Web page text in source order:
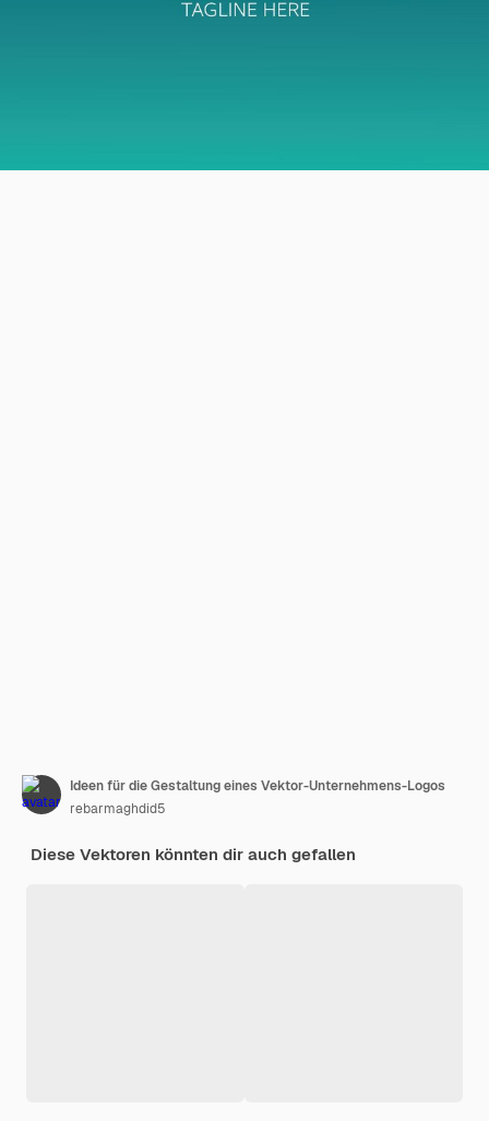
Ideen für die Gestaltung eines Vektor-Unternehmens-Logos
rebarmaghdid5
Diese Vektoren könnten dir auch gefallen